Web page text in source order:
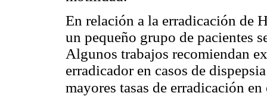
En relación a la erradicación de
un pequeño grupo de pacientes
Algunos trabajos recomiendan
erradicador en casos de
mayores tasas de erradicación